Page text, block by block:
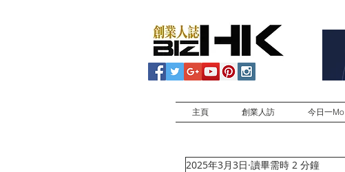
主頁 創業人訪 今日一Mo
2025年3月3日 讀畢需時 2 分鐘